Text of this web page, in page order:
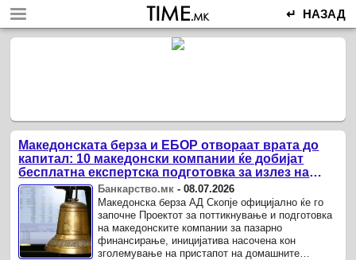
↵ НАЗАД
Македонската берза и ЕБОР отвораат врата до
капитал: 10 македонски компании ќе добијат
бесплатна експертска подготовка за излез на
берза
Банкарство.мк -08.07.2026
Македонска берза АД Скопје официјално ќе го
започне Проектот за поттикнување и подготовка
на македонските компании за пазарно
финансирање, иницијатива насочена кон
зголемување на пристапот на домашните